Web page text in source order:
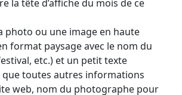
la tête d’affiche du mois de ce
photo ou une image en haute
format paysage avec le nom du
etc.) et un petit texte
que toutes autres informations
web, nom du photographe pour